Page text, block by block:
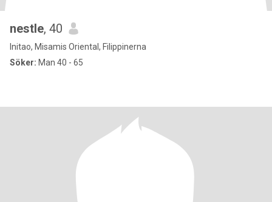
nestle, 40
Initao, Misamis Oriental, Filippinerna
Söker: Man 40 - 65